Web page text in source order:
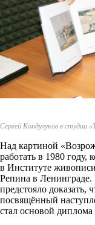
Сергей Кондулуков в
Над картиной
работать в 1980 году,
в Институте
Репина в Ленинграде.
предстояло доказать,
посвящённый
стал основой